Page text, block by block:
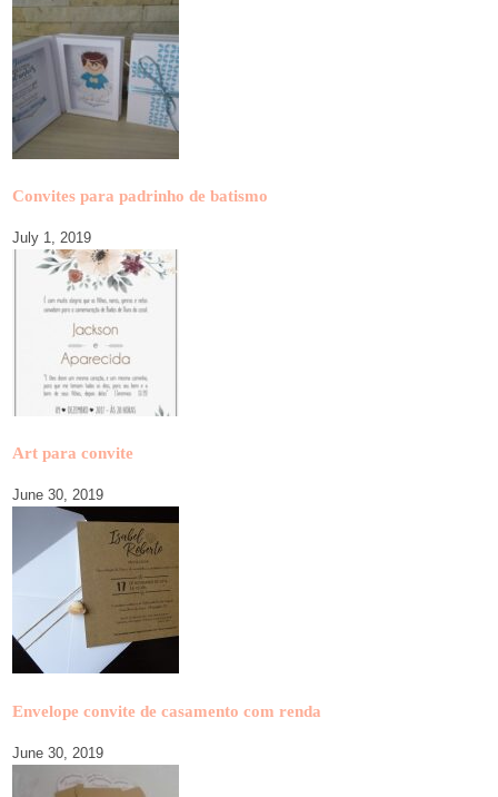
Convites para padrinho de batismo
July 1, 2019
Art para convite
June 30, 2019
Envelope convite de casamento com renda
June 30, 2019